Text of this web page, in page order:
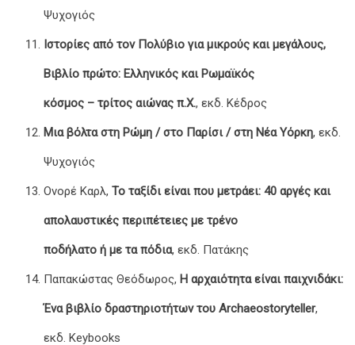
Ψυχογιός
Ιστορίες από τον Πολύβιο για μικρούς και μεγάλους,
Βιβλίο πρώτο: Ελληνικός και Ρωμαϊκός
κόσμος – τρίτος αιώνας π.Χ., εκδ. Κέδρος
Μια βόλτα στη Ρώμη / στο Παρίσι / στη Νέα Υόρκη, εκδ.
Ψυχογιός
Ονορέ Καρλ, Το ταξίδι είναι που μετράει: 40 αργές και
απολαυστικές περιπέτειες με τρένο
ποδήλατο ή με τα πόδια, εκδ. Πατάκης
Παπακώστας Θεόδωρος, Η αρχαιότητα είναι παιχνιδάκι:
Ένα βιβλίο δραστηριοτήτων του Archaeostoryteller,
εκδ. Keybooks